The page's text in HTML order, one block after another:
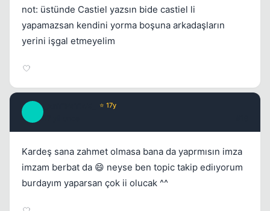
not: üstünde Castiel yazsın bide castiel li
yapamazsan kendini yorma boşuna arkadaşların
yerini işgal etmeyelim
⭐ 17y
Kardeş sana zahmet olmasa bana da yaprmısın imza
imzam berbat da 😄 neyse ben topic takip ediıyorum
burdayım yaparsan çok ii olucak ^^